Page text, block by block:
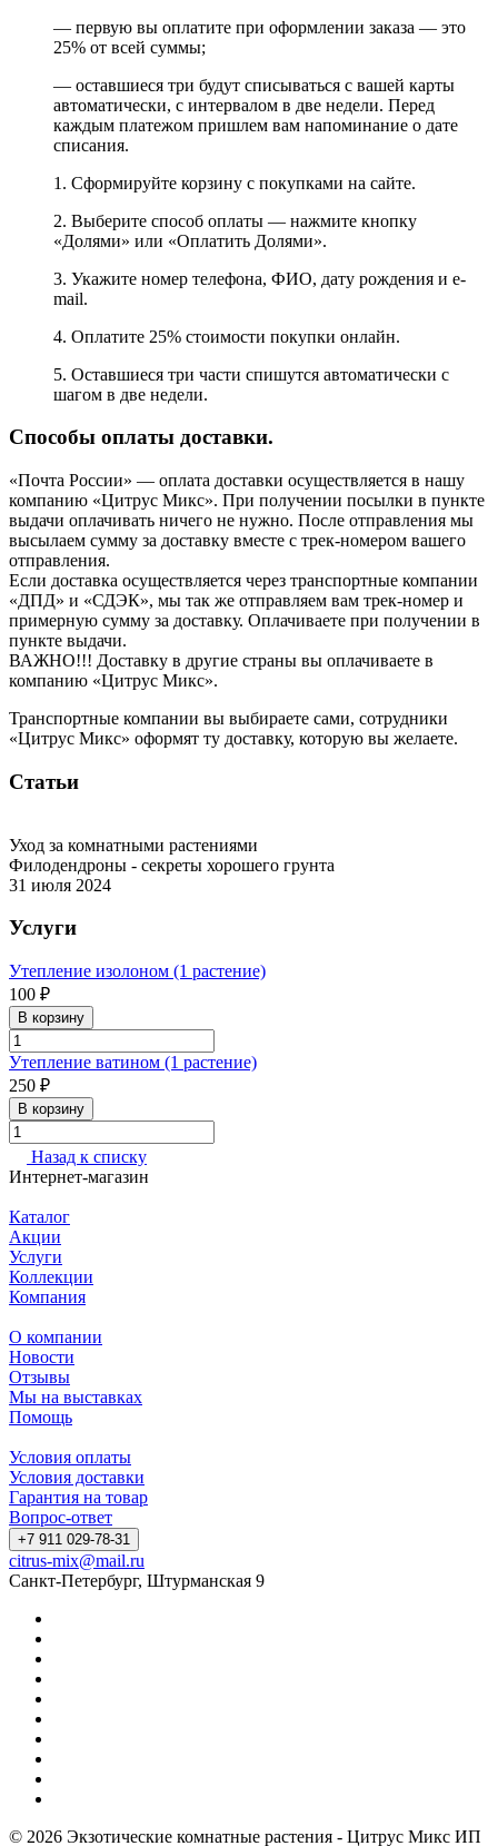
— первую вы оплатите при оформлении заказа — это
25% от всей суммы;
— оставшиеся три будут списываться с вашей карты
автоматически, с интервалом в две недели. Перед
каждым платежом пришлем вам напоминание о дате
списания.
1. Сформируйте корзину с покупками на сайте.
2. Выберите способ оплаты — нажмите кнопку
«Долями» или «Оплатить Долями».
3. Укажите номер телефона, ФИО, дату рождения и e-
mail.
4. Оплатите 25% стоимости покупки онлайн.
5. Оставшиеся три части спишутся автоматически с
шагом в две недели.
Способы оплаты доставки.
«Почта России» — оплата доставки осуществляется в нашу
компанию «Цитрус Микс». При получении посылки в пункте
выдачи оплачивать ничего не нужно. После отправления мы
высылаем сумму за доставку вместе с трек-номером вашего
отправления.
Если доставка осуществляется через транспортные компании
«ДПД» и «СДЭК», мы так же отправляем вам трек-номер и
примерную сумму за доставку. Оплачиваете при получении в
пункте выдачи.
ВАЖНО!!! Доставку в другие страны вы оплачиваете в
компанию «Цитрус Микс».
Транспортные компании вы выбираете сами, сотрудники
«Цитрус Микс» оформят ту доставку, которую вы желаете.
Статьи
Уход за комнатными растениями
Филодендроны - секреты хорошего грунта
31 июля 2024
Услуги
Утепление изолоном (1 растение)
100 ₽
В корзину
Утепление ватином (1 растение)
250 ₽
В корзину
Назад к списку
Интернет-магазин
Каталог
Акции
Услуги
Коллекции
Компания
О компании
Новости
Отзывы
Мы на выставках
Помощь
Условия оплаты
Условия доставки
Гарантия на товар
Вопрос-ответ
+7 911 029-78-31
citrus-mix@mail.ru
Санкт-Петербург, Штурманская 9
© 2026 Экзотические комнатные растения - Цитрус Микс ИП